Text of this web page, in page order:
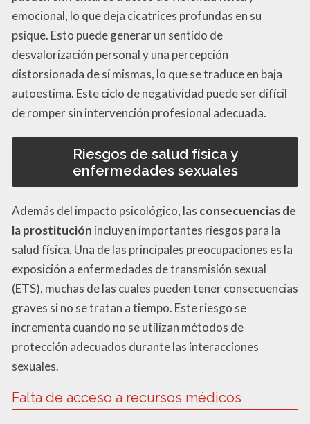
emocional, lo que deja cicatrices profundas en su
psique. Esto puede generar un sentido de
desvalorización personal y una percepción
distorsionada de sí mismas, lo que se traduce en baja
autoestima. Este ciclo de negatividad puede ser difícil
de romper sin intervención profesional adecuada.
Riesgos de salud física y
enfermedades sexuales
Además del impacto psicológico, las consecuencias de
la prostitución incluyen importantes riesgos para la
salud física. Una de las principales preocupaciones es la
exposición a enfermedades de transmisión sexual
(ETS), muchas de las cuales pueden tener consecuencias
graves si no se tratan a tiempo. Este riesgo se
incrementa cuando no se utilizan métodos de
protección adecuados durante las interacciones
sexuales.
Falta de acceso a recursos médicos